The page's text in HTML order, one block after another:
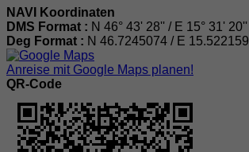
NAVI Koordinaten
DMS Format : N 46° 43' 28'' / E 15° 31' 20''
Deg Format : N 46.7245074 / E 15.522159
Anreise mit Google Maps planen!
QR-Code